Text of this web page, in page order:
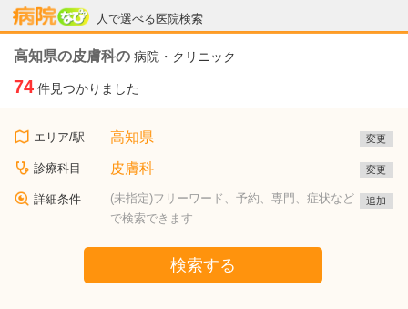
人で選べる医院検索
病院なび
高知県の皮膚科の 病院・クリニック
74 件見つかりました
エリア/駅 高知県 変更
診療科目 皮膚科 変更
詳細条件
(未指定)フリーワード、予約、専門、症状など
で検索できます
追加
検索する